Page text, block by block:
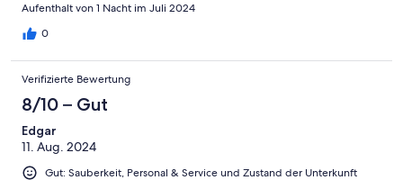
Aufenthalt von 1 Nacht im Juli 2024
0
Verifizierte Bewertung
8/10 – Gut
Edgar
11. Aug. 2024
Gut: Sauberkeit, Personal & Service und Zustand der Unterkunft